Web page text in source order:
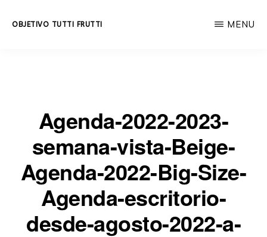
OBJETIVO TUTTI FRUTTI
vida.
MENU
Agenda-2022-2023-
semana-vista-Beige-
Agenda-2022-Big-Size-
Agenda-escritorio-
desde-agosto-2022-a-